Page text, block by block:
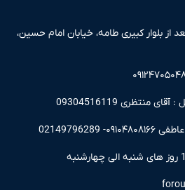
از بلوار کبیری طامه، خیابان امام حسین،
09304516119